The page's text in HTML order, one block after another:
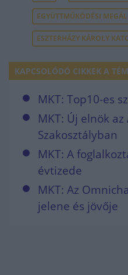
EGYÜTTMŰKÖDÉSI
ESZTERHÁZY KÁROLY
KAPCSOLÓDÓ CIKKEK A
MKT: Top10-es
MKT: Új elnök
Szakosztályban
MKT: A
évtizede
MKT: Az
jelene és jövője